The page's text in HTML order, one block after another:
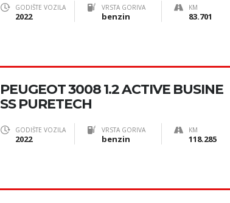
GODIŠTE VOZILA
2022
VRSTA GORIVA
benzin
KM
83.701
PEUGEOT 3008 1.2 ACTIVE BUSINE
SS PURETECH
GODIŠTE VOZILA
2022
VRSTA GORIVA
benzin
KM
118.285